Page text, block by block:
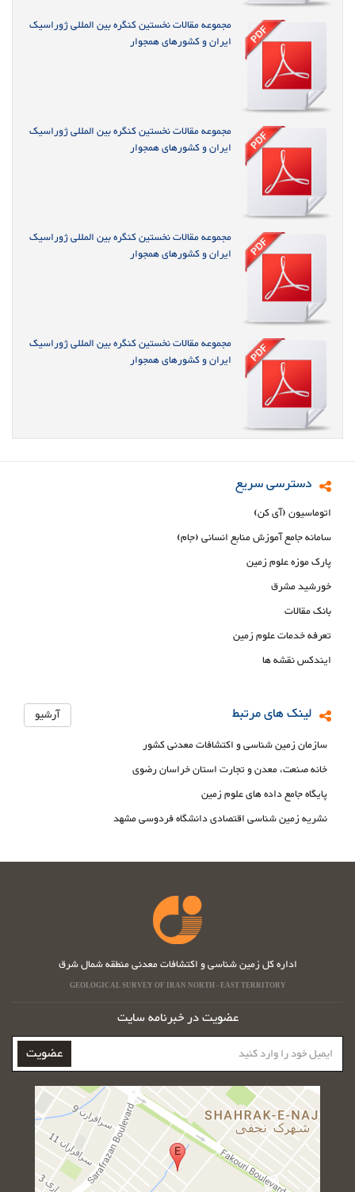
مجموعه مقالات نخستین کنگره بین المللی ژوراسیک
ایران و کشورهای همجوار
مجموعه مقالات نخستین کنگره بین المللی ژوراسیک
ایران و کشورهای همجوار
مجموعه مقالات نخستین کنگره بین المللی ژوراسیک
ایران و کشورهای همجوار
مجموعه مقالات نخستین کنگره بین المللی ژوراسیک
ایران و کشورهای همجوار
دسترسی سریع
اتوماسیون (آی کن)
سامانه جامع آموزش منابع انسانی (جام)
پارک موزه علوم زمین
خورشید مشرق
بانک مقالات
تعرفه خدمات علوم زمین
ایندکس نقشه ها
لینک های مرتبط آرشیو
سازمان زمین شناسی و اکتشافات معدنی کشور
خانه صنعت، معدن و تجارت استان خراسان رضوی
پایگاه جامع داده های علوم زمین
نشریه زمین شناسی اقتصادی دانشگاه فردوسی مشهد
اداره کل زمین شناسی و اکتشافات معدنی منطقه شمال شرق
GEOLOGICAL SURVEY OF IRAN NORTH - EAST TERRITORY
عضویت در خبرنامه سایت
ایمیل
خود
را
عضویت